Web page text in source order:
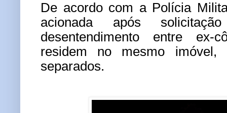
De acordo com a Polícia
acionada após
desentendimento entre ex-
residem no mesmo imóvel,
separados.